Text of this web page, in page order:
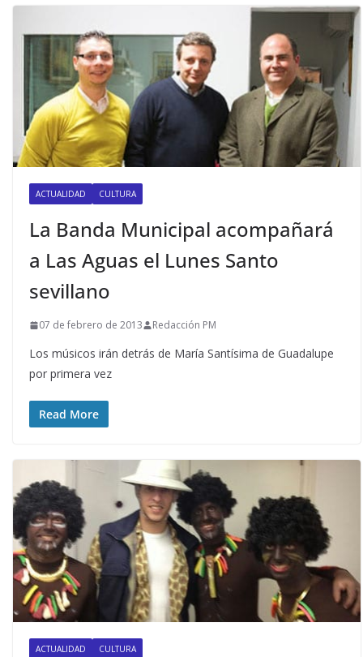
ACTUALIDAD CULTURA
La Banda Municipal acompañará
a Las Aguas el Lunes Santo
sevillano
07 de febrero de 2013 Redacción PM
Los músicos irán detrás de María Santísima de Guadalupe
por primera vez
Read More
ACTUALIDAD CULTURA